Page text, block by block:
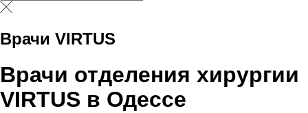
Врачи VIRTUS
Врачи отделения хирургии
VIRTUS в Одессе